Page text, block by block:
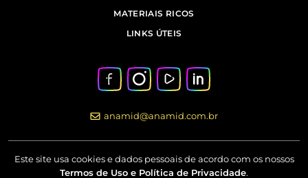
MATERIAIS RICOS
LINKS ÚTEIS
anamid@anamid.com.br
Este site usa cookies e dados pessoais de acordo com os nossos
Termos de Uso e Política de Privacidade.